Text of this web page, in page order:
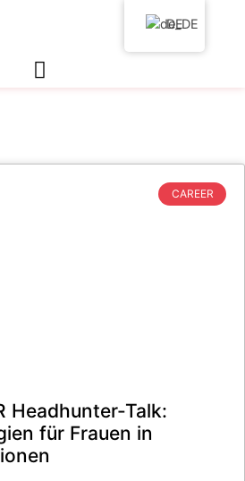
CAREER
Headhunter-Talk:
für Frauen in
DE